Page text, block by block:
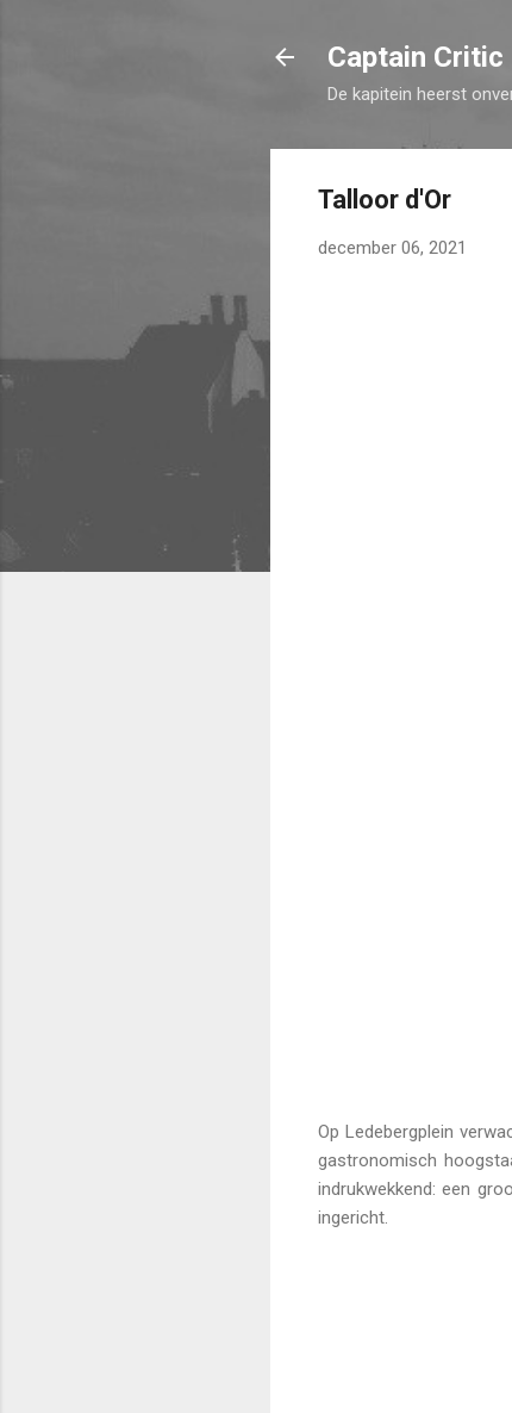
Captain Critic
De kapitein heerst
Talloor d'Or
december 06, 2021
Op Ledebergplein
gastronomisch
indrukwekkend: een
ingericht.